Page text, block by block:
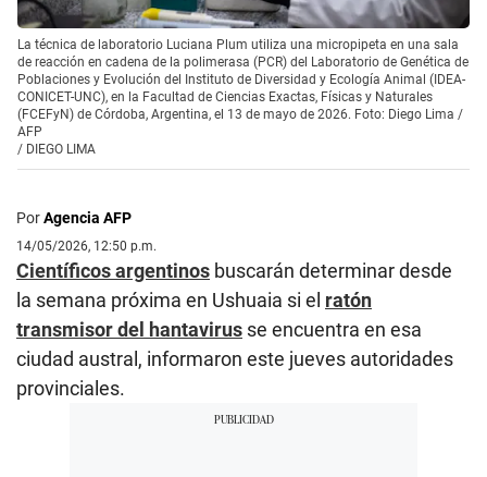
La técnica de laboratorio Luciana Plum utiliza una micropipeta en una sala
de reacción en cadena de la polimerasa (PCR) del Laboratorio de Genética de
Poblaciones y Evolución del Instituto de Diversidad y Ecología Animal (IDEA-
CONICET-UNC), en la Facultad de Ciencias Exactas, Físicas y Naturales
(FCEFyN) de Córdoba, Argentina, el 13 de mayo de 2026. Foto: Diego Lima /
AFP
/ DIEGO LIMA
PorAgencia AFP
14/05/2026, 12:50 p.m.
Científicos argentinos buscarán determinar desde
la semana próxima en Ushuaia si el ratón
transmisor del hantavirus se encuentra en esa
ciudad austral, informaron este jueves autoridades
provinciales.